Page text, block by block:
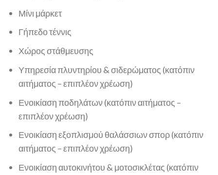
Μίνι μάρκετ
Γήπεδο τέννις
Χώρος στάθμευσης
Υπηρεσία πλυντηρίου & σιδερώματος (κατόπιν
αιτήματος – επιπλέον χρέωση)
Ενοικίαση ποδηλάτων (κατόπιν αιτήματος –
επιπλέον χρέωση)
Ενοικίαση εξοπλισμού θαλάσσιων σπορ (κατόπιν
αιτήματος – επιπλέον χρέωση)
Ενοικίαση αυτοκινήτου & μοτοσικλέτας (κατόπιν